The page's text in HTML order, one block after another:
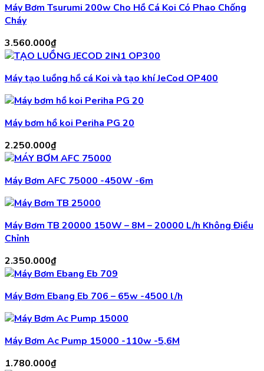
Máy Bơm Tsurumi 200w Cho Hồ Cá Koi Có Phao Chống
Cháy
3.560.000₫
Máy tạo luồng hồ cá Koi và tạo khí JeCod OP400
Máy bơm hồ koi Periha PG 20
2.250.000₫
Máy Bơm AFC 75000 -450W -6m
Máy Bơm TB 20000 150W – 8M – 20000 L/h Không Điều
Chỉnh
2.350.000₫
Máy Bơm Ebang Eb 706 – 65w -4500 l/h
Máy Bơm Ac Pump 15000 -110w -5,6M
1.780.000₫